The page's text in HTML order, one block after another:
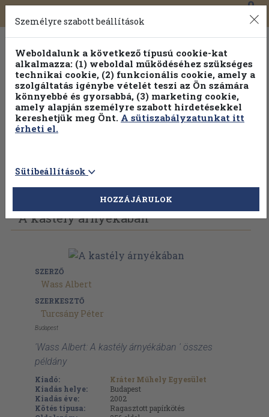
Toggle
navigation
0
Vissza az előző oldalra Válasszon példányt
A kastély árnyékában
SZERZŐ
Wass Albert
SZERKESZTŐ
Turcsány Péter
Budapest
'Wass Albert: A kastély árnyékában ' összes
példány
Kiadó:
Kráter Műhely Egyesület
Kiadás helye:
Budapest
Kiadás éve:
2002
Kötés típusa:
Ragasztott papírkötés
Személyre szabott beállítások
Weboldalunk a következő típusú cookie-kat
alkalmazza: (1) weboldal működéséhez szükséges
technikai cookie, (2) funkcionális cookie, amely a
szolgáltatás igénybe vételét teszi az Ön számára
könnyebbé és gyorsabbá, (3) marketing cookie,
amely alapján személyre szabott hirdetésekkel
kereshetjük meg Önt. A sütiszabályzatunkat itt
érheti el.
Sütibeállítások
HOZZÁJÁRULOK